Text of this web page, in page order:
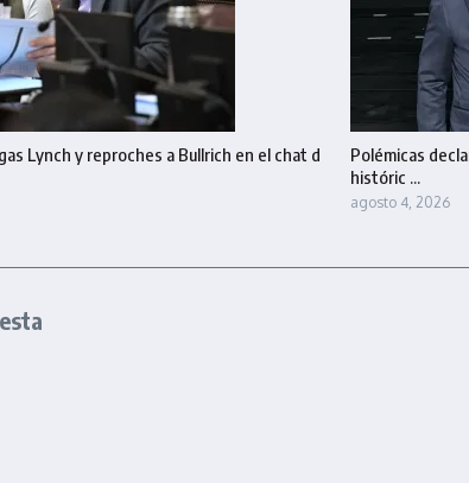
Lynch y reproches a Bullrich en el chat d
Polémicas
históric ...
agosto 4, 2026